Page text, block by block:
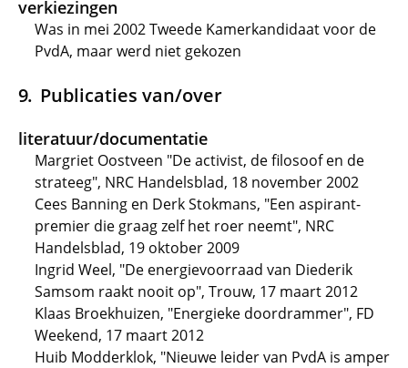
verkiezingen
Was in mei 2002 Tweede Kamerkandidaat voor de
PvdA, maar werd niet gekozen
Publicaties van/over
literatuur/documentatie
Margriet Oostveen "De activist, de filosoof en de
strateeg", NRC Handelsblad, 18 november 2002
Cees Banning en Derk Stokmans, "Een aspirant-
premier die graag zelf het roer neemt", NRC
Handelsblad, 19 oktober 2009
Ingrid Weel, "De energievoorraad van Diederik
Samsom raakt nooit op", Trouw, 17 maart 2012
Klaas Broekhuizen, "Energieke doordrammer", FD
Weekend, 17 maart 2012
Huib Modderklok, "Nieuwe leider van PvdA is amper